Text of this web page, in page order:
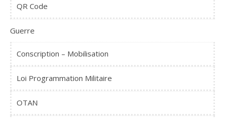
QR Code
Guerre
Conscription – Mobilisation
Loi Programmation Militaire
OTAN